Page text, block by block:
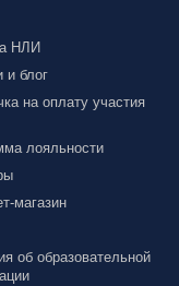
НЛИ
и блог
на оплату участия
лояльности
магазин
об образовательной